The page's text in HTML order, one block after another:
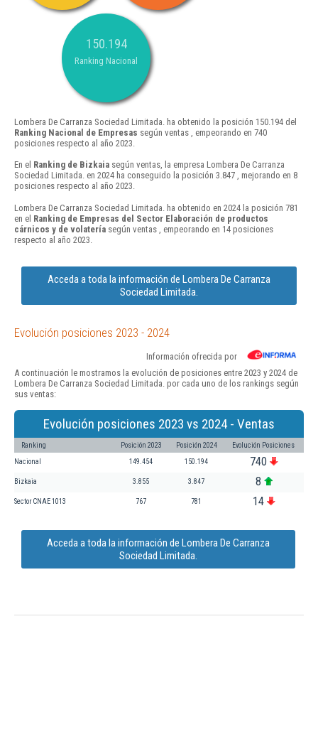
150.194
Ranking Nacional
Lombera De Carranza Sociedad Limitada. ha obtenido la posición 150.194 del
Ranking Nacional de Empresas según ventas , empeorando en 740
posiciones respecto al año 2023.
En el Ranking de Bizkaia según ventas, la empresa Lombera De Carranza
Sociedad Limitada. en 2024 ha conseguido la posición 3.847 , mejorando en 8
posiciones respecto al año 2023.
Lombera De Carranza Sociedad Limitada. ha obtenido en 2024 la posición 781
en el Ranking de Empresas del Sector Elaboración de productos
cárnicos y de volatería según ventas , empeorando en 14 posiciones
respecto al año 2023.
Acceda a toda la información de Lombera De Carranza
Sociedad Limitada.
Evolución posiciones 2023 - 2024
Información ofrecida por
A continuación le mostramos la evolución de posiciones entre 2023 y 2024 de
Lombera De Carranza Sociedad Limitada. por cada uno de los rankings según
sus ventas:
Evolución posiciones 2023 vs 2024 - Ventas
Ranking Posición 2023 Posición 2024 Evolución Posiciones
Nacional 149.454 150.194 740
Bizkaia 3.855 3.847 8
Sector CNAE 1013 767 781 14
Acceda a toda la información de Lombera De Carranza
Sociedad Limitada.